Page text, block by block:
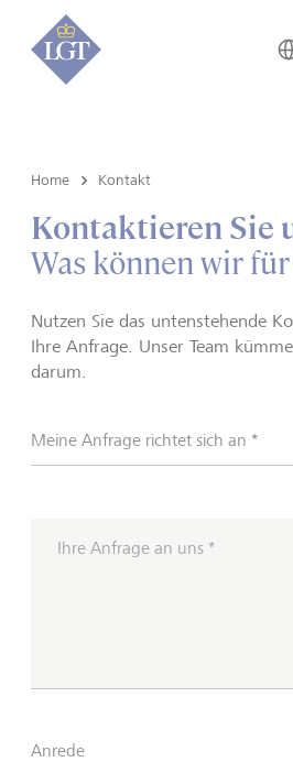
Home Kontakt
Kontaktieren Sie
Was können wir
Nutzen Sie das untenstehende
Ihre Anfrage. Unser Team
darum.
Meine Anfrage richtet sich an *
Ihre Anfrage an uns *
Anrede